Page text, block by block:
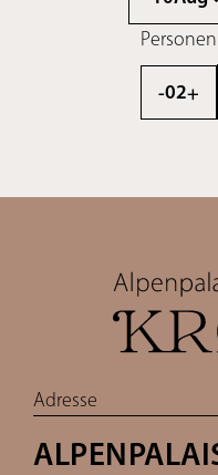
Personen
-02+
Adresse